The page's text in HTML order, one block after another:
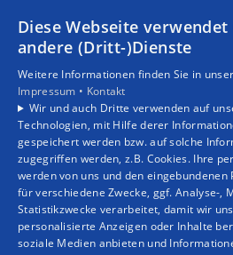
Tel.: 09861 94590
Unsere Bereiche
Privatkunden
Gewerbekunden
Karriere
Unternehmen
Kontakt
Diese Webseite verwendet
andere (Dritt-)Dienste
Weitere Informationen finden Sie in
Impressum • Kontakt
Wir und auch Dritte verwenden auf
Technologien, mit Hilfe derer
gespeichert werden bzw. auf solche
zugegriffen werden, z.B. Cookies. Ihre
werden von uns und den
für verschiedene Zwecke, ggf. Analyse-,
Statistikzwecke verarbeitet, damit wir
personalisierte Anzeigen oder Inhalte
soziale Medien anbieten und